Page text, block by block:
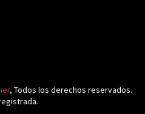
, Todos los derechos reservados.